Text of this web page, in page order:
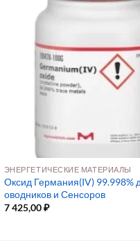
ЭНЕРГЕТИЧЕСКИЕ МАТЕРИАЛЫ
Оксид Германия(IV) 99.998%
оводников и Сенсоров
7 425,00₽